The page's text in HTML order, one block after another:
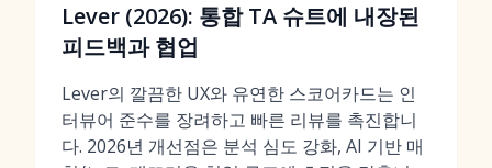
Lever (2026): 통합 TA 슈트에 내장된
피드백과 협업
Lever의 깔끔한 UX와 유연한 스코어카드는 인
터뷰어 준수를 장려하고 빠른 리뷰를 촉진합니
다. 2026년 개선점은 분석 심도 강화, AI 기반 매